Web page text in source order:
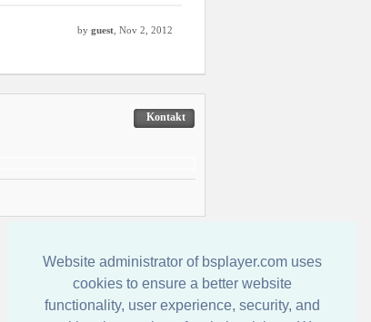
Website administrator of bsplayer.com uses
cookies to ensure a better website
functionality, user experience, security, and
by guest , Nov 2, 2012
Kontakt